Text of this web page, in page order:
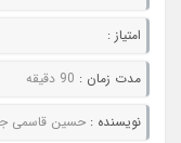
امتیاز :
مدت زمان : 90 دقیقه
نویسنده :حسین قاسمی